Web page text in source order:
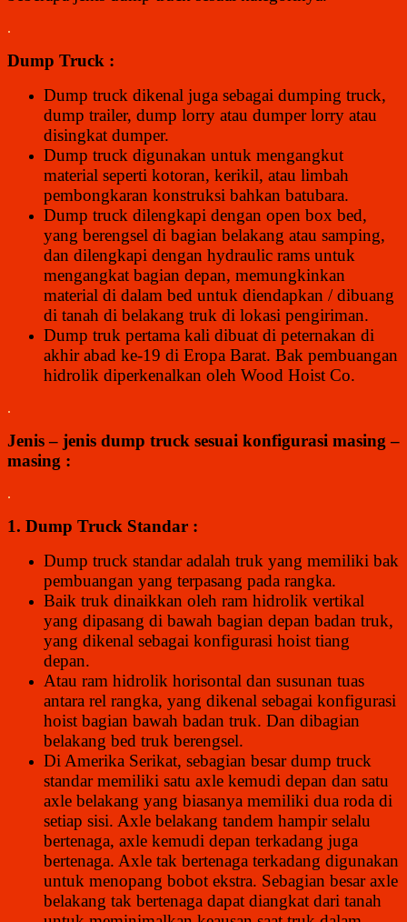
.
Dump Truck :
Dump truck dikenal juga sebagai dumping truck,
dump trailer, dump lorry atau dumper lorry atau
disingkat dumper.
Dump truck digunakan untuk mengangkut
material seperti kotoran, kerikil, atau limbah
pembongkaran konstruksi bahkan batubara.
Dump truck dilengkapi dengan open box bed,
yang berengsel di bagian belakang atau samping,
dan dilengkapi dengan hydraulic rams untuk
mengangkat bagian depan, memungkinkan
material di dalam bed untuk diendapkan / dibuang
di tanah di belakang truk di lokasi pengiriman.
Dump truk pertama kali dibuat di peternakan di
akhir abad ke-19 di Eropa Barat. Bak pembuangan
hidrolik diperkenalkan oleh Wood Hoist Co.
.
Jenis – jenis dump truck sesuai konfigurasi masing –
masing :
.
1. Dump Truck Standar :
Dump truck standar adalah truk yang memiliki bak
pembuangan yang terpasang pada rangka.
Baik truk dinaikkan oleh ram hidrolik vertikal
yang dipasang di bawah bagian depan badan truk,
yang dikenal sebagai konfigurasi hoist tiang
depan.
Atau ram hidrolik horisontal dan susunan tuas
antara rel rangka, yang dikenal sebagai konfigurasi
hoist bagian bawah badan truk. Dan dibagian
belakang bed truk berengsel.
Di Amerika Serikat, sebagian besar dump truck
standar memiliki satu axle kemudi depan dan satu
axle belakang yang biasanya memiliki dua roda di
setiap sisi. Axle belakang tandem hampir selalu
bertenaga, axle kemudi depan terkadang juga
bertenaga. Axle tak bertenaga terkadang digunakan
untuk menopang bobot ekstra. Sebagian besar axle
belakang tak bertenaga dapat diangkat dari tanah